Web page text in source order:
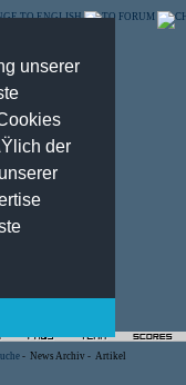
unserer
der
- News Archiv - Artikel